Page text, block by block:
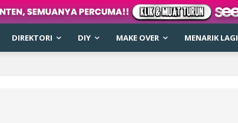
DIREKTORI DIY MAKE OVER MENARIK LAGI